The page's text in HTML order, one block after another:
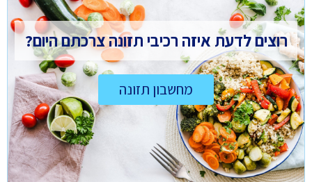
רוצים לדעת איזה רכיבי תזונה צרכתם היום?
מחשבון תזונה